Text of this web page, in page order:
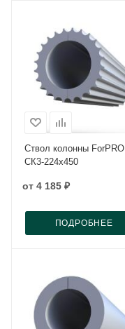
Ствол колонны ForPRO
СК3-224x450
от 4 185 ₽
ПОДРОБНЕЕ